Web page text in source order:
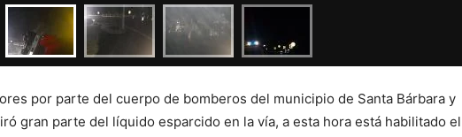
por parte del cuerpo de bomberos del municipio de Santa Bárbara y
gran parte del líquido esparcido en la vía, a esta hora está habilitado el